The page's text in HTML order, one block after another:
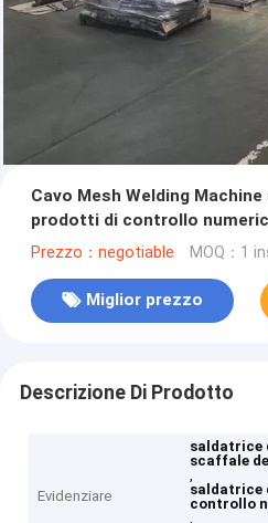
Cavo Mesh Welding
prodotti di controllo
Prezzo：negotiable MOQ：1
Miglior prezzo
Descrizione Di Prodotto
Evidenziare
saldatrice
scaffale
,
saldatrice
controllo
,